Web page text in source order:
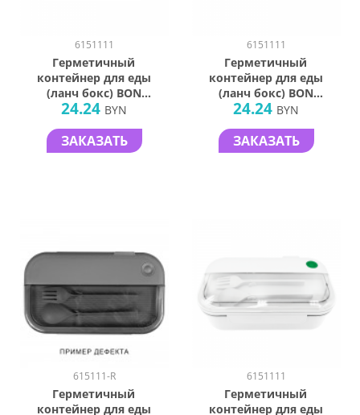
6151111
Герметичный
контейнер для еды
(ланч бокс) BON
VOYAGE,
черный, 1100 мл.
24.24 BYN
ЗАКАЗАТЬ
6151111
Герметичный
контейнер для еды
(ланч бокс) BON
VOYAGE,
белый, 1100 мл.
24.24 BYN
ЗАКАЗАТЬ
615111-R
Герметичный
контейнер для еды
6151111
Герметичный
контейнер для еды